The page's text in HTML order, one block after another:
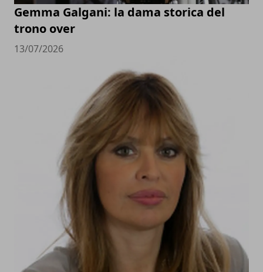
Gemma Galgani: la dama storica del
trono over
13/07/2026